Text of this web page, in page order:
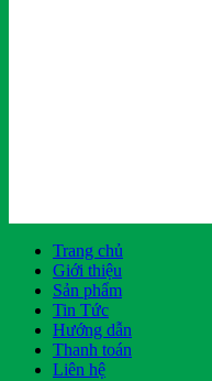
Trang chủ
Giới thiệu
Sản phẩm
Tin Tức
Hướng dẫn
Thanh toán
Liên hệ